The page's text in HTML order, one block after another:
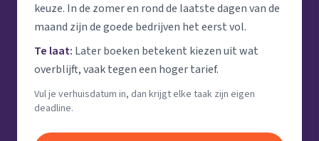
keuze. In de zomer en rond de laatste dagen van de
maand zijn de goede bedrijven het eerst vol.
Te laat: Later boeken betekent kiezen uit wat
overblijft, vaak tegen een hoger tarief.
Vul je verhuisdatum in, dan krijgt elke taak zijn eigen
deadline.